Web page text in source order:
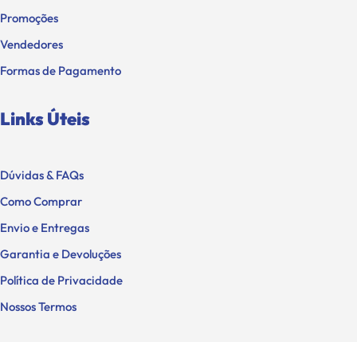
Promoções
Vendedores
Formas de Pagamento
Links Úteis
Dúvidas & FAQs
Como Comprar
Envio e Entregas
Garantia e Devoluções
Política de Privacidade
Nossos Termos